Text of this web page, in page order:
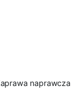
naprawcza